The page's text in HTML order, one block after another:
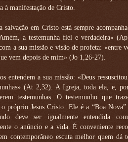
à manifestação de Cristo.
salvação em Cristo está sempre
a testemunha fiel e verdadeira»
a sua missão e visão de profeta: «entre
vem depois de mim» (Jo 1,26-27).
entendem a sua missão: «Deus
(At 2,32). A Igreja, toda ela, e,
testemunhas. O testemunho que
próprio Jesus Cristo. Ele é a “Boa
deve ser igualmente entendida
o anúncio e a vida. É conveniente
contemporâneo escuta melhor quem dá